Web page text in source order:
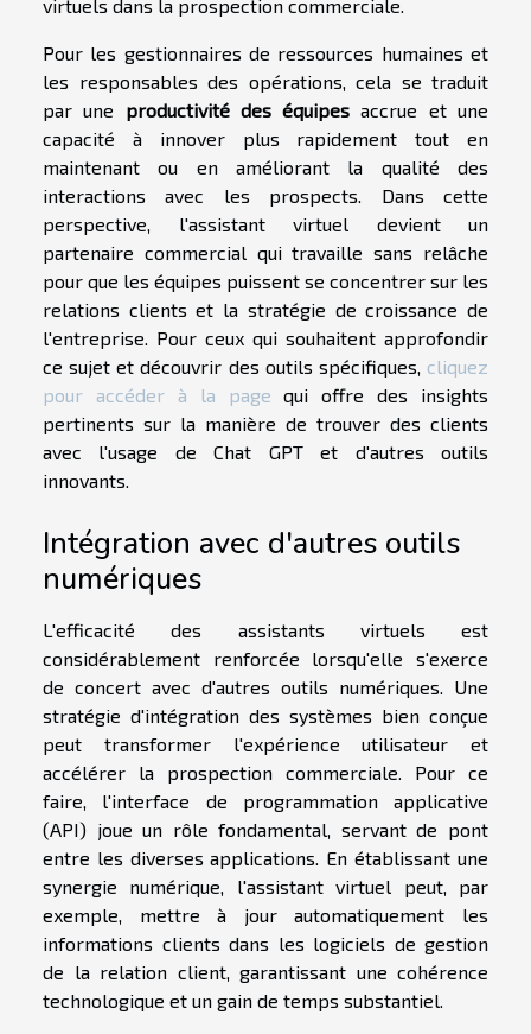
virtuels dans la prospection commerciale.
Pour les gestionnaires de ressources humaines et
les responsables des opérations, cela se traduit
par une productivité des équipes accrue et une
capacité à innover plus rapidement tout en
maintenant ou en améliorant la qualité des
interactions avec les prospects. Dans cette
perspective, l'assistant virtuel devient un
partenaire commercial qui travaille sans relâche
pour que les équipes puissent se concentrer sur les
relations clients et la stratégie de croissance de
l'entreprise. Pour ceux qui souhaitent approfondir
ce sujet et découvrir des outils spécifiques, cliquez
pour accéder à la page qui offre des insights
pertinents sur la manière de trouver des clients
avec l'usage de Chat GPT et d'autres outils
innovants.
Intégration avec d'autres outils
numériques
L'efficacité des assistants virtuels est
considérablement renforcée lorsqu'elle s'exerce
de concert avec d'autres outils numériques. Une
stratégie d'intégration des systèmes bien conçue
peut transformer l'expérience utilisateur et
accélérer la prospection commerciale. Pour ce
faire, l'interface de programmation applicative
(API) joue un rôle fondamental, servant de pont
entre les diverses applications. En établissant une
synergie numérique, l'assistant virtuel peut, par
exemple, mettre à jour automatiquement les
informations clients dans les logiciels de gestion
de la relation client, garantissant une cohérence
technologique et un gain de temps substantiel.